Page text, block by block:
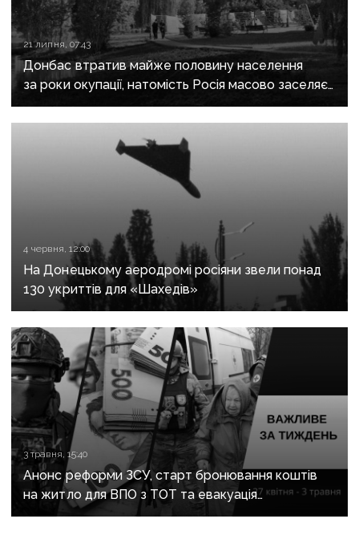
21 липня, 07:43
Донбас втратив майже половину населення
за роки окупації, натомість Росія масово заселяє
регіон своїми громадянами — ГУР
4 червня, 12:00
На Донецькому аеродромі росіяни звели понад
130 укриттів для «Шахедів»
3 травня, 15:40
Анонс реформи ЗСУ, старт бронювання коштів
на житло для ВПО з ТОТ та евакуація
з Донеччини: важливе за тиждень